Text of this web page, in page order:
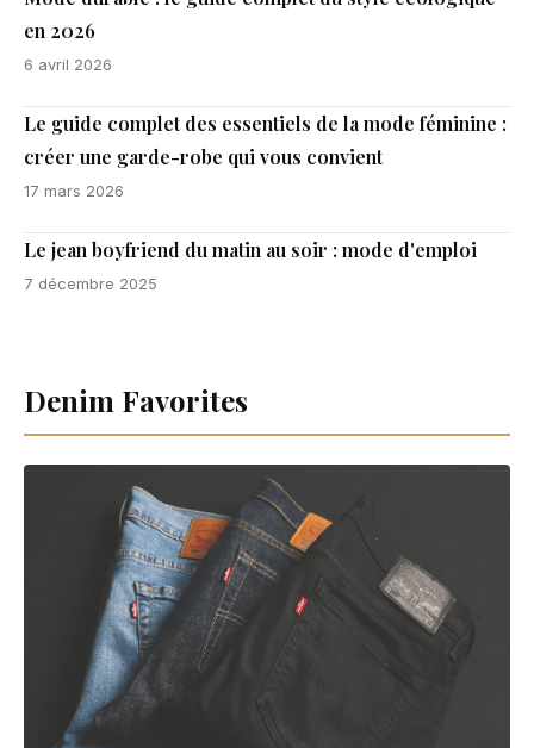
en 2026
6 avril 2026
Le guide complet des essentiels de la mode féminine :
créer une garde-robe qui vous convient
17 mars 2026
Le jean boyfriend du matin au soir : mode d'emploi
7 décembre 2025
Denim Favorites